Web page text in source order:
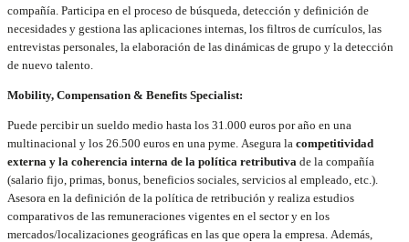
compañía. Participa en el proceso de búsqueda, detección y definición de
necesidades y gestiona las aplicaciones internas, los filtros de currículos, las
entrevistas personales, la elaboración de las dinámicas de grupo y la detección
de nuevo talento.
Mobility, Compensation & Benefits Specialist:
Puede percibir un sueldo medio hasta los 31.000 euros por año en una
multinacional y los 26.500 euros en una pyme. Asegura la competitividad
externa y la coherencia interna de la política retributiva de la compañía
(salario fijo, primas, bonus, beneficios sociales, servicios al empleado, etc.).
Asesora en la definición de la política de retribución y realiza estudios
comparativos de las remuneraciones vigentes en el sector y en los
mercados/localizaciones geográficas en las que opera la empresa. Además,